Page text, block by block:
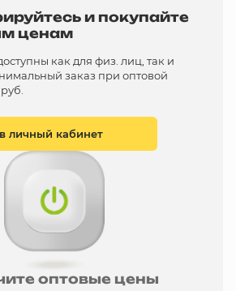
и покупайте
ценам
как для физ. лиц, так и
заказ при оптовой
личный кабинет
оптовые цены